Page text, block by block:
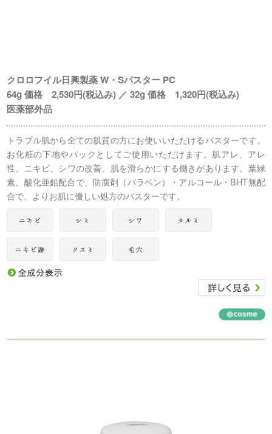
クロロフイル日興製薬 W・Sパスター PC
64g 価格 2,530円(税込み) ／ 32g 価格 1,320円(税込み)
医薬部外品
トラブル肌から全ての肌質の方にお使いいただけるパスターです。
お化粧の下地やパックとしてご使用いただけます。肌アレ、アレ
性、ニキビ、シワの改善、肌を滑らかにする働きがあります。葉緑
素、酸化亜鉛配合で、防腐剤（パラベン）・アルコール・BHT無配
合で、よりお肌に優しい処方のパスターです。